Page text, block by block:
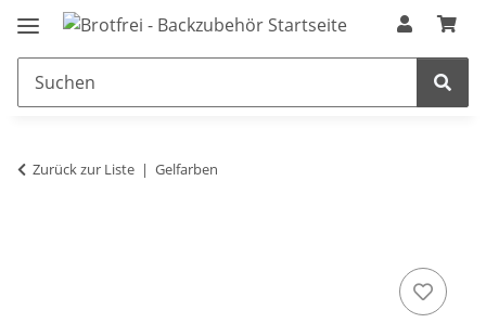
Zurück zur Liste Gelfarben